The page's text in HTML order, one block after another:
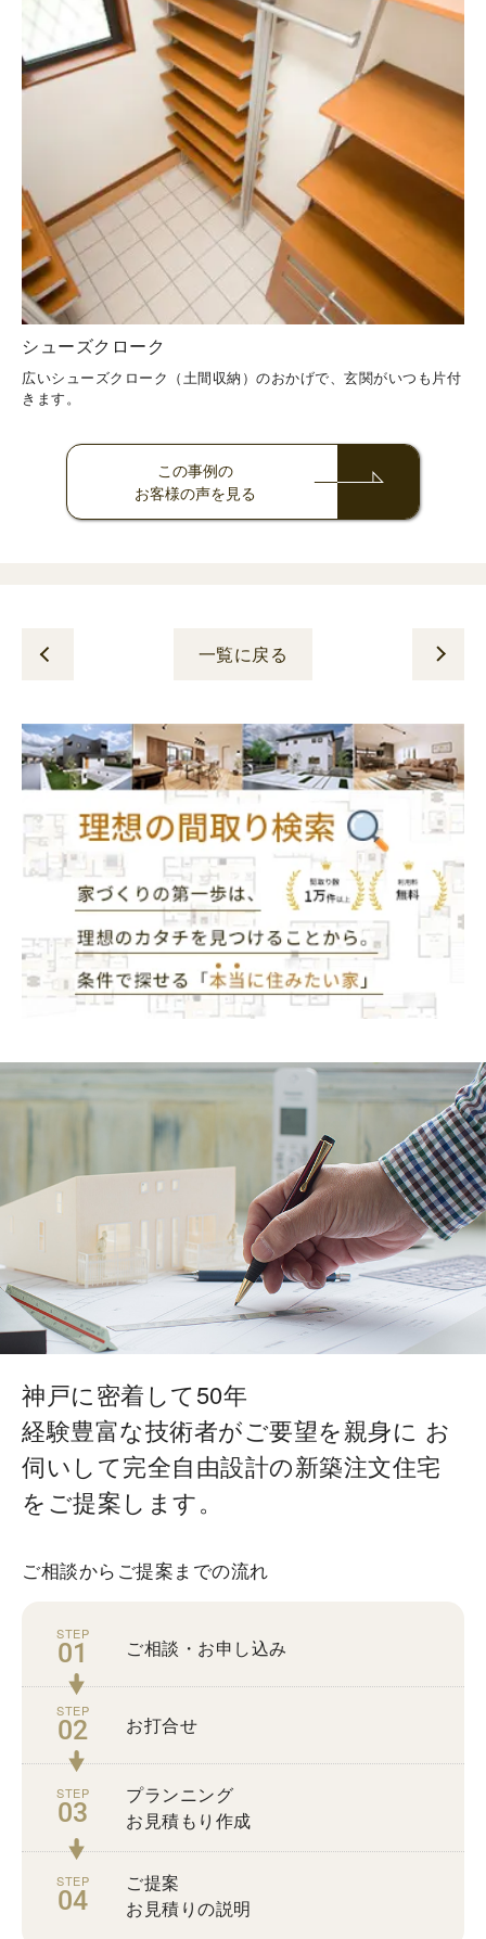
シューズクローク
広いシューズクローク（土間収納）のおかげで、玄関がいつも片付
きます。
この事例の
お客様の声を見る
一覧に戻る
神戸に密着して50年
経験豊富な技術者がご要望を親身に お
伺いして完全自由設計の新築注文住宅
をご提案します。
ご相談からご提案までの流れ
ご相談・お申し込み
お打合せ
プランニング
お見積もり作成
ご提案
お見積りの説明